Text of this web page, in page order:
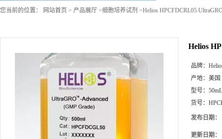
您当前的位置： 网站首页 > 产品展厅 >细胞培养试剂 >Helios HPCFDCRL05
Helios
品牌：
产地： 美国
型号：
货号：
发布日期：
更新日期：